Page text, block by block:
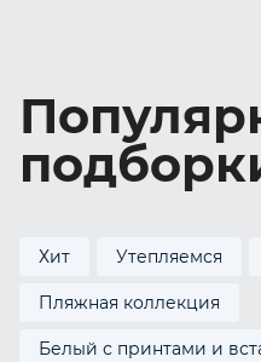
Хит Утепляемся
Пляжная коллекция
Белый с принтами и